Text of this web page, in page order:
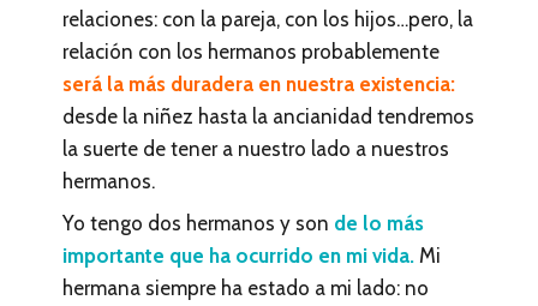
relaciones: con la pareja, con los hijos…pero, la
relación con los hermanos probablemente
será la más duradera en nuestra existencia:
desde la niñez hasta la ancianidad tendremos
la suerte de tener a nuestro lado a nuestros
hermanos.
Yo tengo dos hermanos y son de lo más
importante que ha ocurrido en mi vida. Mi
hermana siempre ha estado a mi lado: no